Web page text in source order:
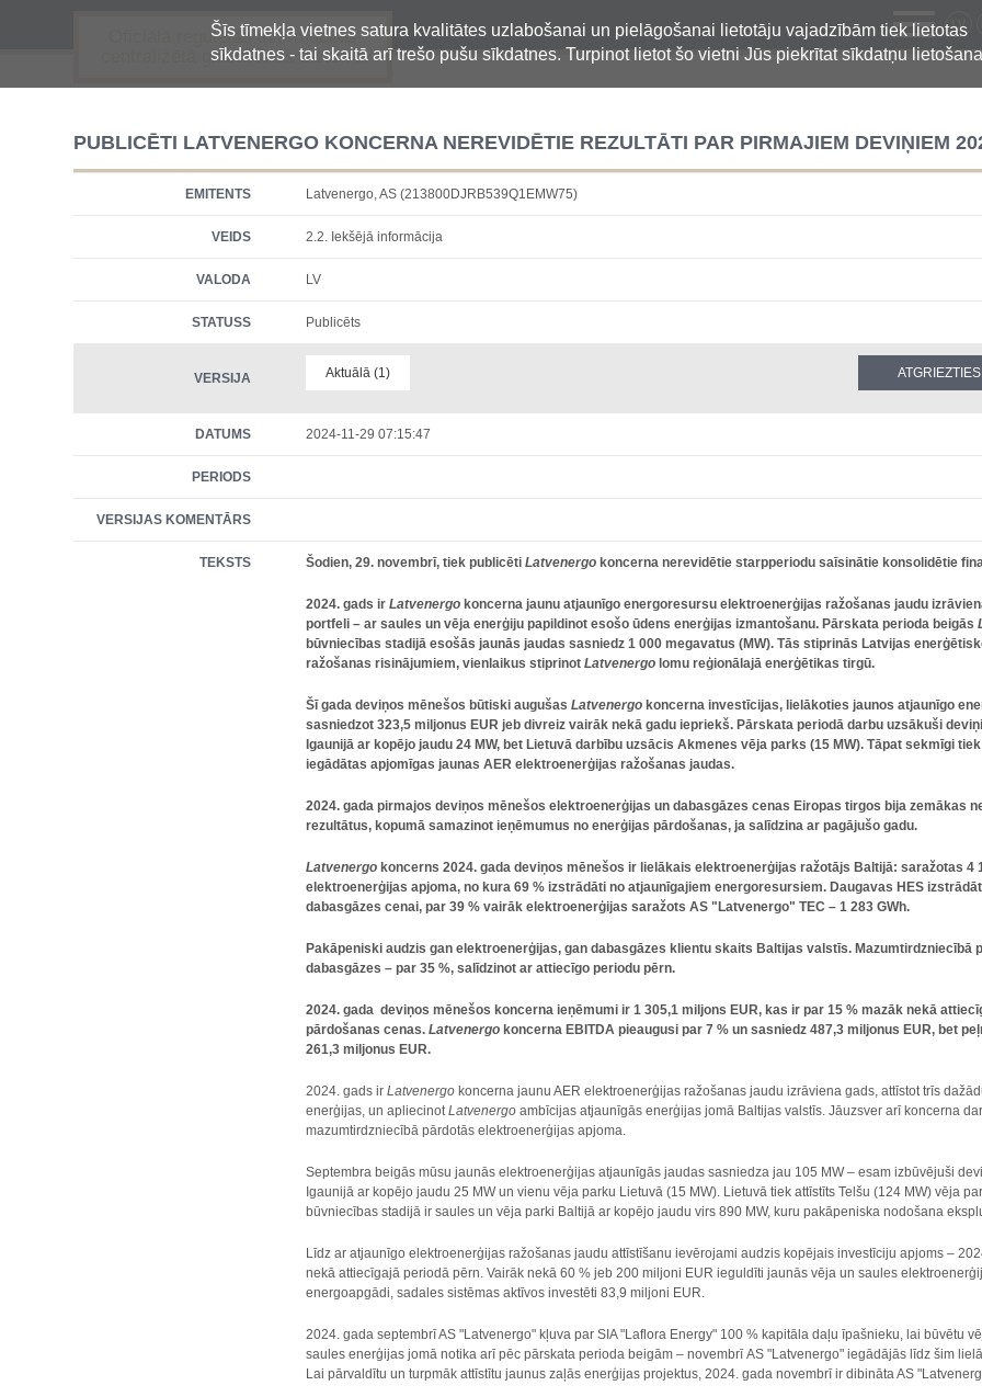
Šīs tīmekļa vietnes satura kvalitātes uzlabošanai un pielāgošanai lietotāju vajadzībām tiek lietotas
sīkdatnes - tai skaitā arī trešo pušu sīkdatnes. Turpinot lietot šo vietni Jūs piekrītat sīkdatņu
Oficiālā regulētās informācijas
centralizētā glabāšanas sistēma
LV
PUBLICĒTI LATVENERGO KONCERNA NEREVIDĒTIE REZULTĀTI PAR PIRMAJIEM DEVIŅIEM
EMITENTS Latvenergo, AS (213800DJRB539Q1EMW75)
VEIDS 2.2. Iekšējā informācija
VALODA LV
STATUSS Publicēts
VERSIJA Aktuālā (1)
DATUMS 2024-11-29 07:15:47
PERIODS
VERSIJAS KOMENTĀRS
TEKSTS Šodien, 29. novembrī, tiek publicētiLatvenergo koncerna nerevidētie starpperiodu saīsinātie konsolidētie
2024. gads irLatvenergo koncerna jaunu atjaunīgo energoresursu elektroenerģijas ražošanas jaudu
portfeli – ar saules un vēja enerģiju papildinot esošo ūdens enerģijas izmantošanu. Pārskata perioda beigās
būvniecības stadijā esošās jaunās jaudas sasniedz 1 000 megavatus (MW). Tās stiprinās Latvijas
ražošanas risinājumiem, vienlaikus stiprinotLatvenergo lomu reģionālajā enerģētikas tirgū.
Šī gada deviņos mēnešos būtiski augušasLatvenergo koncerna investīcijas, lielākoties jaunos atjaunīgo
sasniedzot 323,5miljonus EUR jeb divreiz vairāk nekā gadu iepriekš. Pārskata periodā darbu uzsākuši
Igaunijā ar kopējo jaudu 24 MW, bet Lietuvā darbību uzsācis Akmenes vēja parks (15 MW). Tāpat sekmīgi
iegādātas apjomīgas jaunas AER elektroenerģijas ražošanas jaudas.
2024. gada pirmajos deviņos mēnešos elektroenerģijas un dabasgāzes cenas Eiropas tirgos bija zemākas
rezultātus, kopumā samazinot ieņēmumus no enerģijas pārdošanas, ja salīdzina ar pagājušo gadu.
Latvenergo koncerns 2024. gada deviņos mēnešos ir lielākais elektroenerģijas ražotājs Baltijā: saražotas
elektroenerģijas apjoma, no kura 69 % izstrādāti no atjaunīgajiem energoresursiem. Daugavas HES
dabasgāzes cenai, par 39 % vairāk elektroenerģijas saražots AS "Latvenergo" TEC – 1 283 GWh.
Pakāpeniski audzis gan elektroenerģijas, gan dabasgāzes klientu skaits Baltijas valstīs.
dabasgāzes – par 35 %, salīdzinot ar attiecīgo periodu pērn.
2024. gada deviņos mēnešos koncerna ieņēmumi ir 1 305,1 miljons EUR, kas ir par 15 % mazāk nekā
pārdošanas cenas.Latvenergo koncerna EBITDA pieaugusi par 7 % un sasniedz 487,3 miljonus EUR, bet
261,3 miljonus EUR.
2024. gads irLatvenergo koncerna jaunu AER elektroenerģijas ražošanas jaudu izrāviena gads, attīstot trīs
enerģijas, un apliecinotLatvenergo ambīcijas atjaunīgās enerģijas jomā Baltijas valstīs. Jāuzsver arī koncerna
mazumtirdzniecībā pārdotās elektroenerģijas apjoma.
Septembra beigās mūsu jaunās elektroenerģijas atjaunīgās jaudas sasniedza jau 105 MW – esam izbūvējuši
Igaunijā ar kopējo jaudu 25 MW un vienu vēja parku Lietuvā (15 MW). Lietuvā tiek attīstīts Telšu (124 MW) vēja
būvniecības stadijā ir saules un vēja parki Baltijā ar kopējo jaudu virs 890 MW, kuru pakāpeniska nodošana
Līdz ar atjaunīgo elektroenerģijas ražošanas jaudu attīstīšanu ievērojami audzis kopējais investīciju apjoms –
nekā attiecīgajā periodā pērn. Vairāk nekā 60 % jeb 200 miljoni EUR ieguldīti jaunās vēja un saules
energoapgādi, sadales sistēmas aktīvos investēti 83,9 miljoni EUR.
2024. gada septembrī AS "Latvenergo" kļuva par SIA "Laflora Energy" 100 % kapitāla daļu īpašnieku, lai būvētu
saules enerģijas jomā notika arī pēc pārskata perioda beigām – novembrī AS "Latvenergo" iegādājās līdz šim
Lai pārvaldītu un turpmāk attīstītu jaunus zaļās enerģijas projektus, 2024. gada novembrī ir dibināta AS